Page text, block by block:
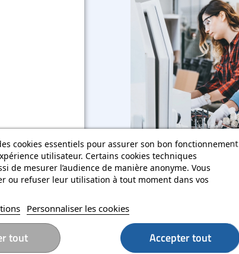
cookies essentiels pour assurer son bon fonctionnement
utilisateur. Certains cookies techniques
de mesurer l’audience de manière anonyme. Vous
ou refuser leur utilisation à tout moment dans vos
Personnaliser les cookies
tout Accepter tout
le diagnostic,
d’une prise en